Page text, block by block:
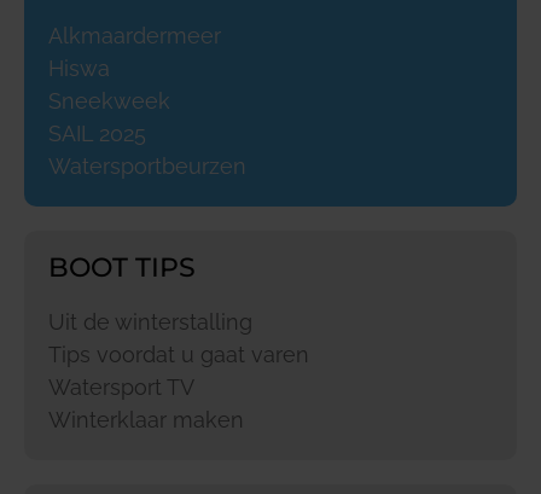
Alkmaardermeer
Hiswa
Sneekweek
SAIL 2025
Watersportbeurzen
BOOT TIPS
Uit de winterstalling
Tips voordat u gaat varen
Watersport TV
Winterklaar maken